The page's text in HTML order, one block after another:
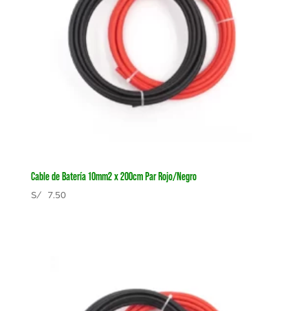
Cable de Batería 10mm2 x 200cm Par Rojo/Negro
S/7.50